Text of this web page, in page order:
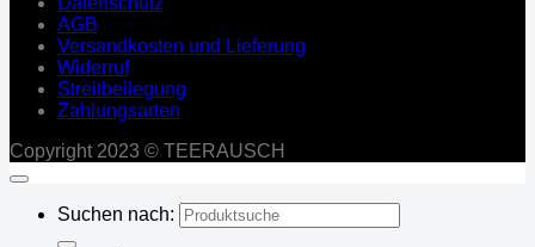
AGB
Versandkosten und Lieferung
Widerruf
Streitbeilegung
Zahlungsarten
Copyright 2023 © TEERAUSCH
Suchen nach: